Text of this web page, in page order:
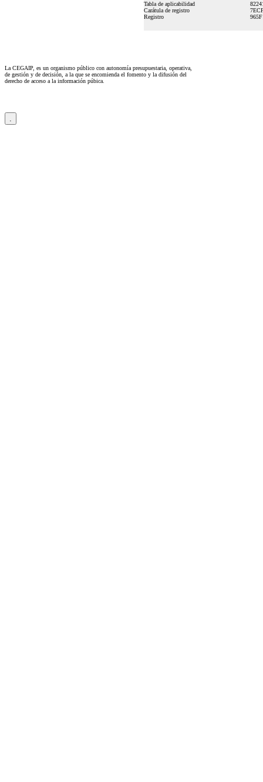
Tabla de aplicabilidad
Carátula de registro
Registro
La CEGAIP, es un organismo público con autonomía presupuestaria, operativa,
de gestión y de decisión, a la que se encomienda el fomento y la difusión del
derecho de acceso a la información púbica.